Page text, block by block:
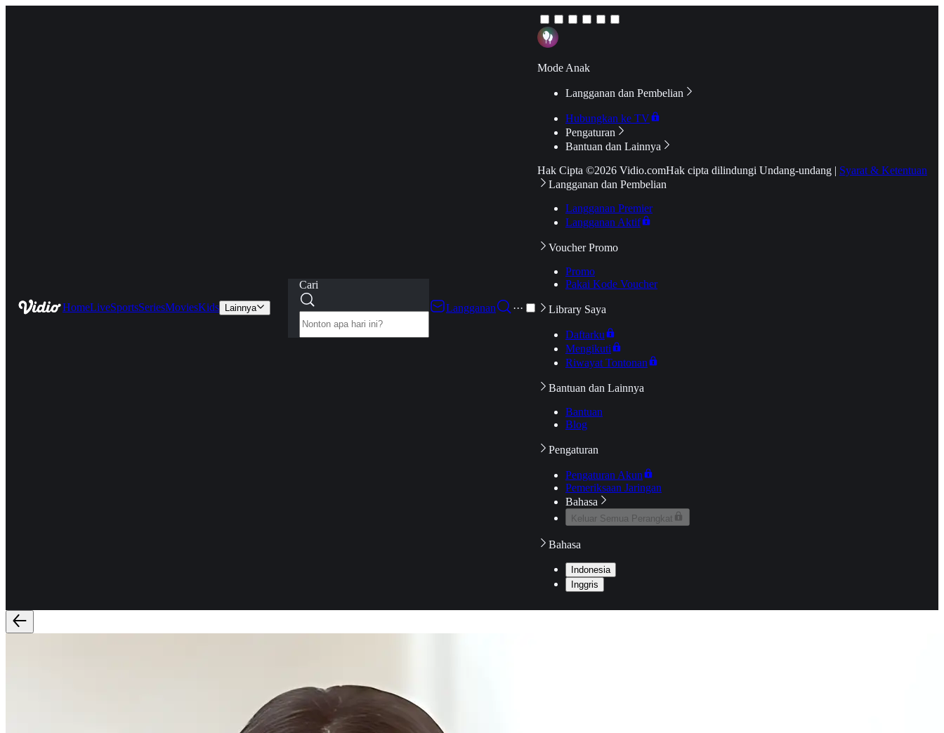
HomeLiveSportsSeriesMoviesKids Lainnya
Cari
Langganan
···
Mode Anak
Langganan dan Pembelian
Hubungkan ke TV
Pengaturan
Bantuan dan Lainnya
Hak Cipta ©2026 Vidio.comHak cipta dilindungi Undang-undang | Syarat & Ketentuan
Langganan dan Pembelian
Langganan Premier
Langganan Aktif
Voucher Promo
Promo
Pakai Kode Voucher
Library Saya
Daftarku
Mengikuti
Riwayat Tontonan
Bantuan dan Lainnya
Bantuan
Blog
Pengaturan
Pengaturan Akun
Pemeriksaan Jaringan
Bahasa
Keluar Semua Perangkat
Bahasa
Indonesia
Inggris